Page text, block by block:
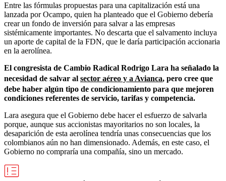
Entre las fórmulas propuestas para una capitalización está una
lanzada por Ocampo, quien ha planteado que el Gobierno debería
crear un fondo de inversión para salvar a las empresas
sistémicamente importantes. No descarta que el salvamento incluya
un aporte de capital de la FDN, que le daría participación accionaria
en la aerolínea.
El congresista de Cambio Radical Rodrigo Lara ha señalado la
necesidad de salvar al sector aéreo y a Avianca, pero cree que
debe haber algún tipo de condicionamiento para que mejoren
condiciones referentes de servicio, tarifas y competencia.
Lara asegura que el Gobierno debe hacer el esfuerzo de salvarla
porque, aunque sus accionistas mayoritarios no son locales, la
desaparición de esta aerolínea tendría unas consecuencias que los
colombianos aún no han dimensionado. Además, en este caso, el
Gobierno no compraría una compañía, sino un mercado.